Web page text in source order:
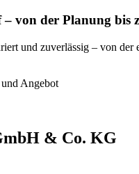
von der Planung bis
und zuverlässig – von der
Angebot
& Co. KG